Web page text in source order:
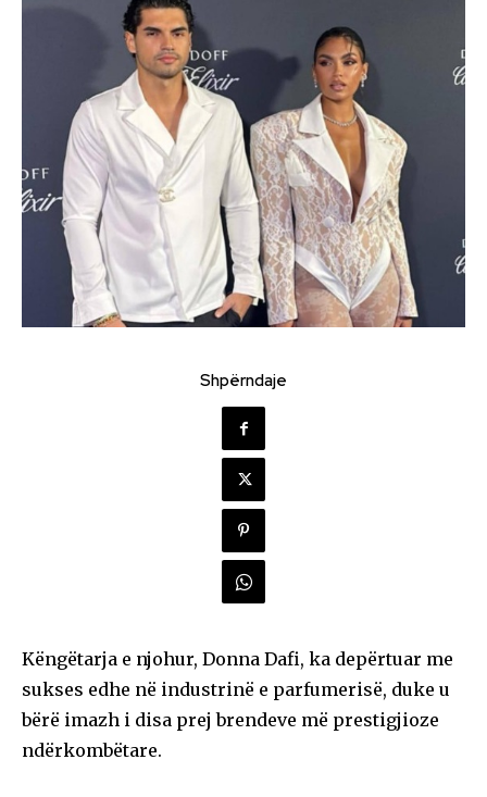
Shpërndaje
Këngëtarja e njohur, Donna Dafi, ka depërtuar me
sukses edhe në industrinë e parfumerisë, duke u
bërë imazh i disa prej brendeve më prestigjioze
ndërkombëtare.